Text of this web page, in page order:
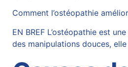
Comment l’ostéopathie
EN BREF L’ostéopathie est
des manipulations douces,